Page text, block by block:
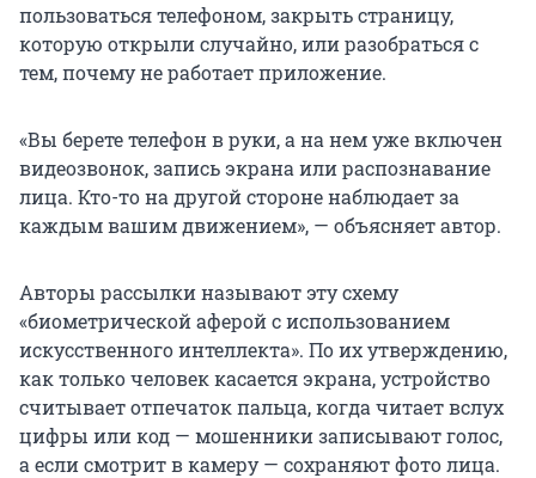
пользоваться телефоном, закрыть страницу,
которую открыли случайно, или разобраться с
тем, почему не работает приложение.
«Вы берете телефон в руки, а на нем уже включен
видеозвонок, запись экрана или распознавание
лица. Кто-то на другой стороне наблюдает за
каждым вашим движением», — объясняет автор.
Авторы рассылки называют эту схему
«биометрической аферой с использованием
искусственного интеллекта». По их утверждению,
как только человек касается экрана, устройство
считывает отпечаток пальца, когда читает вслух
цифры или код — мошенники записывают голос,
а если смотрит в камеру — сохраняют фото лица.